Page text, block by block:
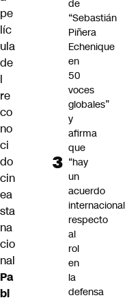
pe
líc
ula
de
l
re
co
no
ci
do
cin
ea
sta
na
cio
nal
Pa
bl
de
“Sebastián
Piñera
Echenique
en
50
voces
globales”
y
afirma
que
“hay
un
acuerdo
internacional
respecto
al
rol
en
la
defensa